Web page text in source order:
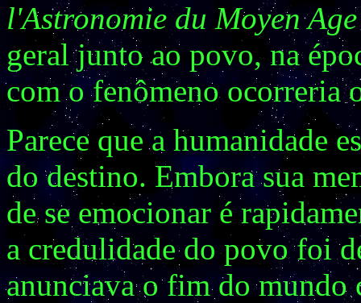
l'Astronomie du Moyen Age
geral junto ao povo, na
com o fenômeno ocorreria
Parece que a humanidade
do destino. Embora sua
de se emocionar é
a credulidade do povo foi
anunciava o fim do mundo